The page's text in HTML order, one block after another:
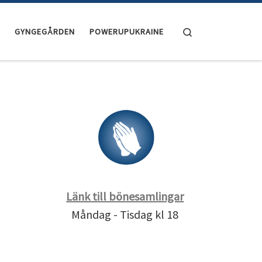
GYNGEGÅRDEN POWERUPUKRAINE
Länk till bönesamlingar
Måndag - Tisdag kl 18